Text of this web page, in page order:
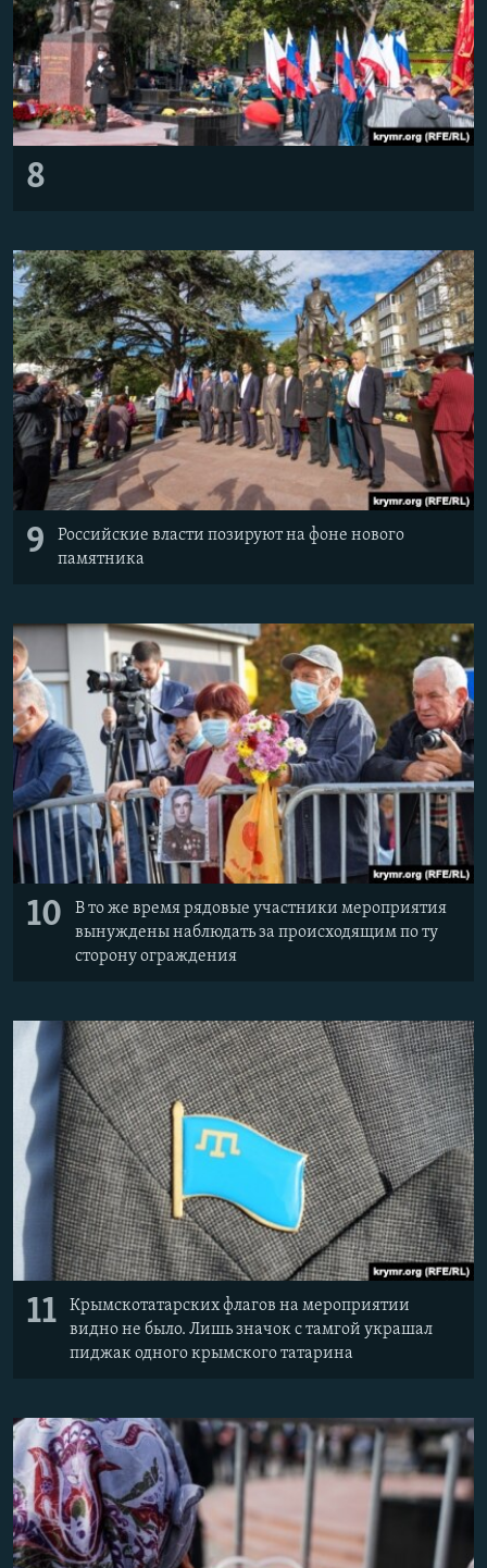
8
9
Российские власти позируют на фоне нового
памятника
10
В то же время рядовые участники мероприятия
вынуждены наблюдать за происходящим по ту
сторону ограждения
11
Крымскотатарских флагов на мероприятии
видно не было. Лишь значок с тамгой украшал
пиджак одного крымского татарина